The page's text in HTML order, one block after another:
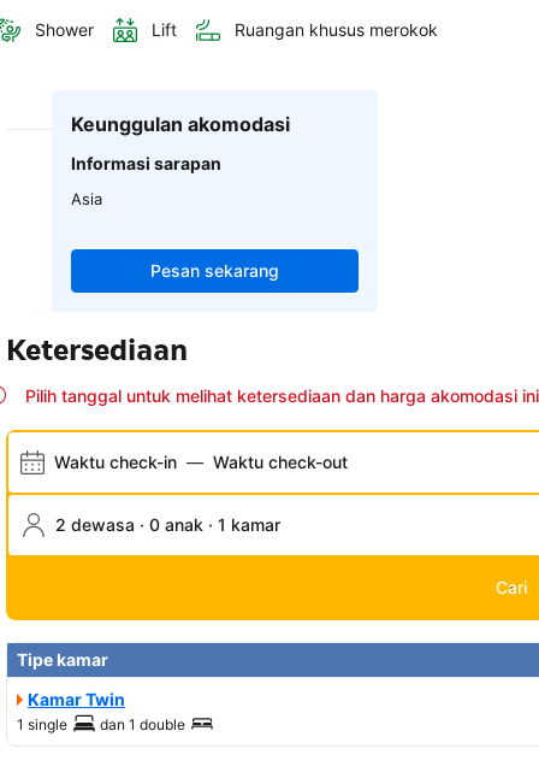
Shower Lift Ruangan khusus merokok
Keunggulan akomodasi
Informasi sarapan
Asia
Pesan sekarang
Ketersediaan
Pilih tanggal untuk melihat ketersediaan dan harga akomodasi ini
Waktu check-in — Waktu check-out
2 dewasa · 0 anak · 1 kamar
Cari
Tipe kamar
Kamar Twin
1 single dan 1 double